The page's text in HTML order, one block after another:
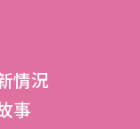
情況
事